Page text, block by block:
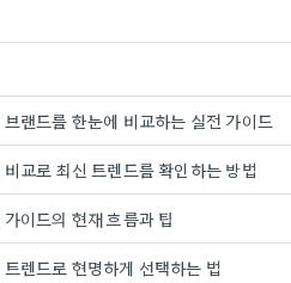
랜드를 한눈에 비교하는 실전 가이드
교로 최신 트렌드를 확인하는 방법
이드의 현재 흐름과 팁
렌드로 현명하게 선택하는 법